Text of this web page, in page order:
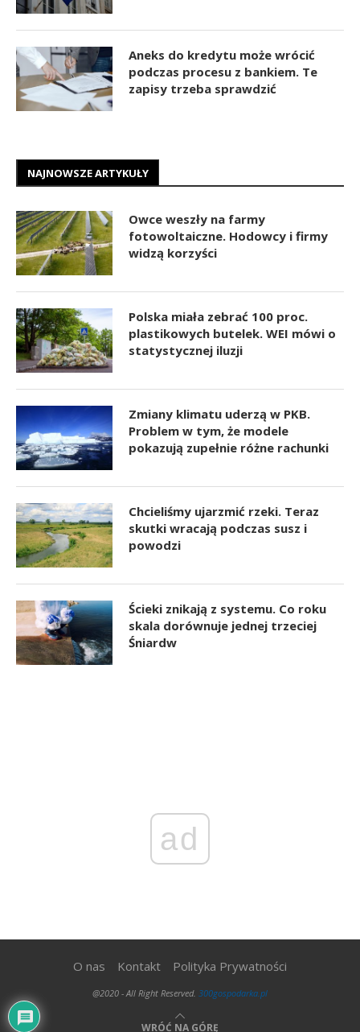
Aneks do kredytu może wrócić
podczas procesu z bankiem. Te
zapisy trzeba sprawdzić
NAJNOWSZE ARTYKUŁY
Owce weszły na farmy
fotowoltaiczne. Hodowcy i firmy
widzą korzyści
Polska miała zebrać 100 proc.
plastikowych butelek. WEI mówi o
statystycznej iluzji
Zmiany klimatu uderzą w PKB.
Problem w tym, że modele
pokazują zupełnie różne rachunki
Chcieliśmy ujarzmić rzeki. Teraz
skutki wracają podczas susz i
powodzi
Ścieki znikają z systemu. Co roku
skala dorównuje jednej trzeciej
Śniardw
ad
O nas Kontakt Polityka Prywatności
@2020 - All Right Reserved. 300gospodarka.pl
WRÓĆ NA GÓRĘ